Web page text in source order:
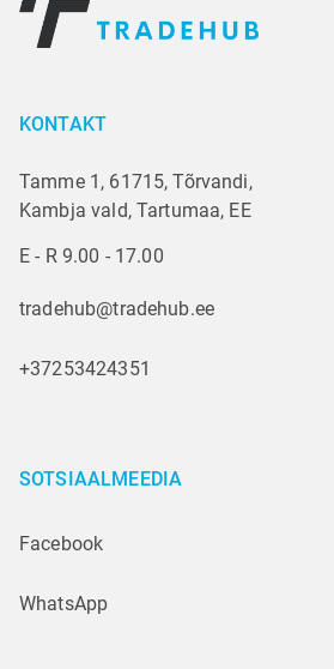
KONTAKT
Tamme 1, 61715, Tõrvandi,
Kambja vald, Tartumaa, EE
E - R 9.00 - 17.00
tradehub@tradehub.ee
+37253424351
SOTSIAALMEEDIA
Facebook
WhatsApp